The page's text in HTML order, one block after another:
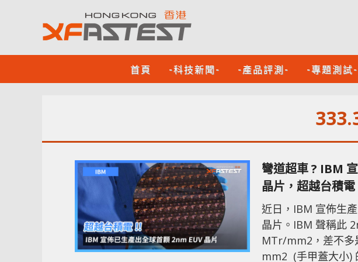
首頁 -科技新聞- -產品評測- -專題測試-
彎道超車 ? IBM 宣佈已生產出全球首顆 2nm EUV
晶片，超越台積電
近日，IBM 宣佈生
晶片。IBM 聲稱此
MTr/mm2，差不多
mm2 (手甲蓋大小)